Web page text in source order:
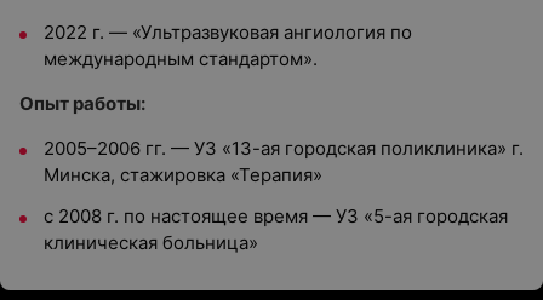
2022 г. — «Ультразвуковая ангиология по
международным стандартом».
Опыт работы:
2005–2006 гг. — УЗ «13-ая городская поликлиника» г.
Минска, стажировка «Терапия»
с 2008 г. по настоящее время — УЗ «5-ая городская
клиническая больница»